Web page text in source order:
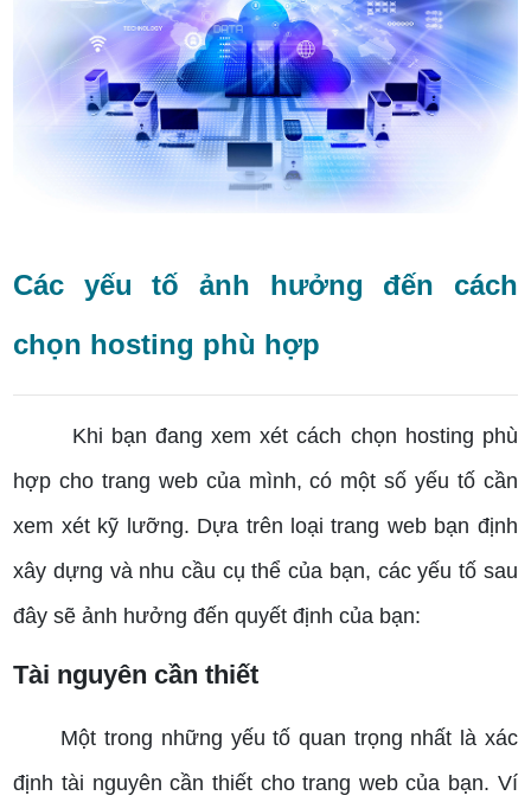
Các yếu tố ảnh hưởng đến cách
chọn hosting phù hợp
Khi bạn đang xem xét cách chọn hosting phù
hợp cho trang web của mình, có một số yếu tố cần
xem xét kỹ lưỡng. Dựa trên loại trang web bạn định
xây dựng và nhu cầu cụ thể của bạn, các yếu tố sau
đây sẽ ảnh hưởng đến quyết định của bạn:
Tài nguyên cần thiết
Một trong những yếu tố quan trọng nhất là xác
định tài nguyên cần thiết cho trang web của bạn. Ví